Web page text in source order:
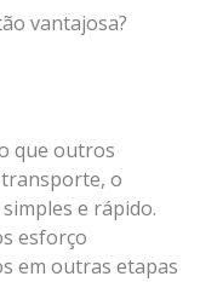
vantajosa?
que outros
o
e rápido.
esforço
em outras etapas